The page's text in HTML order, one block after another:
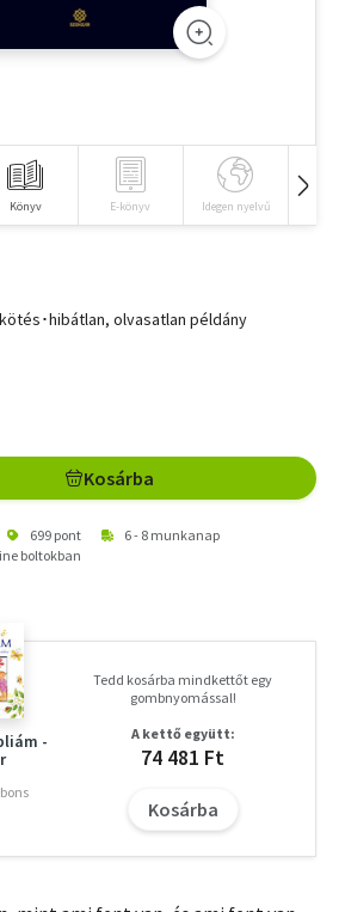
Könyv E-könyv Idegen nyelvű
･hibátlan, olvasatlan példány
Kosárba
699 pont
6 - 8 munkanap
boltokban
-
Tedd kosárba mindkettőt egy
gombnyomással!
A kettő együtt:
74 481 Ft
Kosárba